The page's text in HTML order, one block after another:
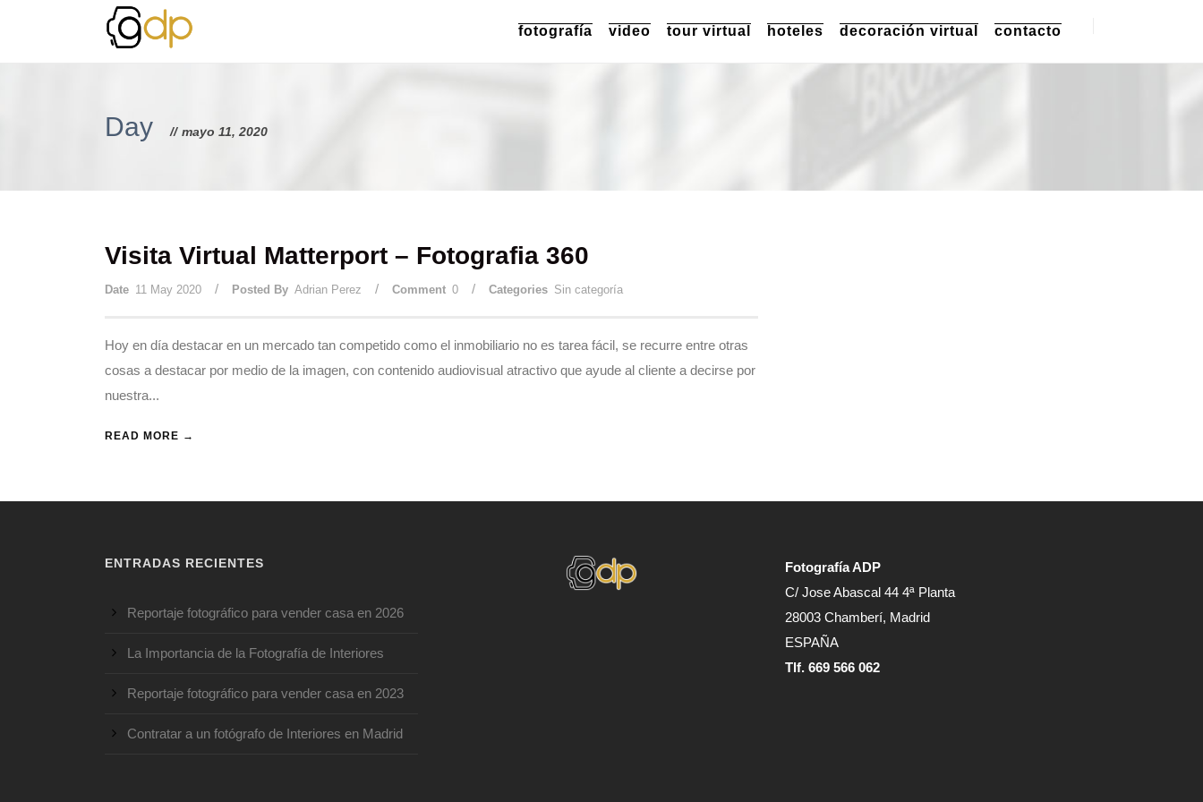
fotografía video tour virtual hoteles decoración virtual contacto
Day mayo 11, 2020
Visita Virtual Matterport – Fotografia 360
Date 11 May 2020 / Posted By Adrian Perez / Comment 0 / Categories Sin categoría
Hoy en día destacar en un mercado tan competido como el inmobiliario no es tarea fácil, se recurre entre otras
cosas a destacar por medio de la imagen, con contenido audiovisual atractivo que ayude al cliente a decirse por
nuestra...
READ MORE →
ENTRADAS RECIENTES
Reportaje fotográfico para vender casa en 2026
La Importancia de la Fotografía de Interiores
Reportaje fotográfico para vender casa en 2023
Contratar a un fotógrafo de Interiores en Madrid
Fotografía ADP
C/ Jose Abascal 44 4ª Planta
28003 Chamberí, Madrid
ESPAÑA
Tlf. 669 566 062